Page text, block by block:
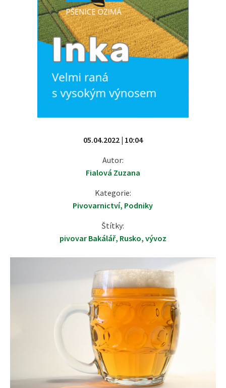
05.04.2022 | 10:04
Autor:
Fialová Zuzana
Kategorie:
Pivovarnictví, Podniky
Štítky:
pivovar Bakálář, Rusko, vývoz